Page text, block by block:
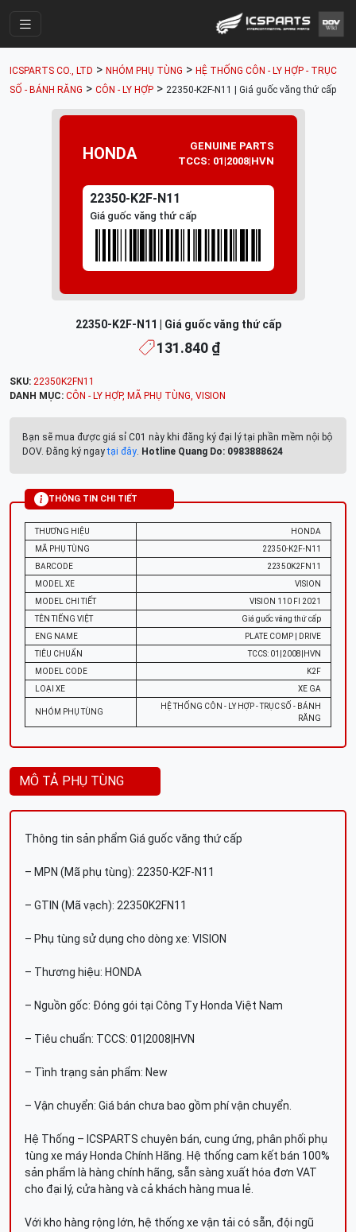
Cửa Hàng
Parts Catalogue
Mã Phụ Tùng
Tài khoản
ICSPARTS CO., LTD > NHÓM PHỤ TÙNG > HỆ THỐNG CÔN - LY HỢP - TRỤC
SỐ - BÁNH RĂNG > CÔN - LY HỢP > 22350-K2F-N11 | Giá guốc văng thứ cấp
HONDA
GENUINE PARTS
TCCS: 01|2008|HVN
22350-K2F-N11
Giá guốc văng thứ cấp
22350-K2F-N11 | Giá guốc văng thứ cấp
131.840 ₫
SKU: 22350K2FN11
DANH MỤC: CÔN - LY HỢP, MÃ PHỤ TÙNG, VISION
Bạn sẽ mua được giá sỉ C01 này khi đăng ký đại lý tại phần mềm nội bộ
DOV. Đăng ký ngaytại đây. Hotline Quang Do: 0983888624
THÔNG TIN CHI TIẾT
THƯƠNG HIỆU
HONDA
MÃ PHỤ TÙNG
22350-K2F-N11
BARCODE
22350K2FN11
MODEL XE
VISION
MODEL CHI TIẾT
VISION 110 FI 2021
TÊN TIẾNG VIỆT
Giá guốc văng thứ cấp
ENG NAME
PLATE COMP | DRIVE
TIÊU CHUẨN
TCCS: 01|2008|HVN
MODEL CODE
K2F
LOẠI XE
XE GA
NHÓM PHỤ TÙNG
HỆ THỐNG CÔN - LY HỢP - TRỤC SỐ - BÁNH
RĂNG
MÔ TẢ PHỤ TÙNG
Thông tin sản phẩm Giá guốc văng thứ cấp
– MPN (Mã phụ tùng): 22350-K2F-N11
– GTIN (Mã vạch): 22350K2FN11
– Phụ tùng sử dụng cho dòng xe: VISION
– Thương hiệu: HONDA
– Nguồn gốc: Đóng gói tại Công Ty Honda Việt Nam
– Tiêu chuẩn: TCCS: 01|2008|HVN
– Tình trạng sản phẩm: New
– Vận chuyển: Giá bán chưa bao gồm phí vận chuyển.
Hệ Thống – ICSPARTS chuyên bán, cung ứng, phân phối phụ
tùng xe máy Honda Chính Hãng. Hệ thống cam kết bán 100%
sản phẩm là hàng chính hãng, sẵn sàng xuất hóa đơn VAT
cho đại lý, cửa hàng và cả khách hàng mua lẻ.
Với kho hàng rộng lớn, hệ thống xe vận tải có sẵn, đội ngũ